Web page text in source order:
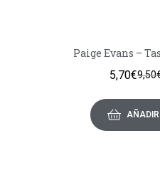
Paige Evans –
9,50
5,70€